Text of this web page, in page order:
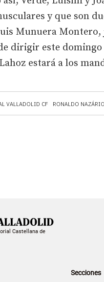
VALLADOLID CF RONALDO NAZÁRIO
y que son
Munuera
dirigir este
estará a los
Castellana de
Secciones